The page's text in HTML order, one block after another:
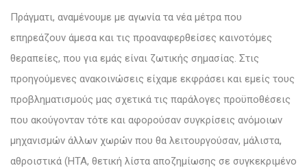
Πράγματι, αναμένουμε με αγωνία τα νέα μέτρα που
επηρεάζουν άμεσα και τις προαναφερθείσες καινοτόμες
θεραπείες, που για εμάς είναι ζωτικής σημασίας. Στις
προηγούμενες ανακοινώσεις είχαμε εκφράσει και εμείς τους
προβληματισμούς μας σχετικά τις παράλογες προϋποθέσεις
που ακούγονταν τότε και αφορούσαν συγκρίσεις ανόμοιων
μηχανισμών άλλων χωρών που θα λειτουργούσαν, μάλιστα,
αθροιστικά (HTA, θετική λίστα αποζημίωσης σε συγκεκριμένο